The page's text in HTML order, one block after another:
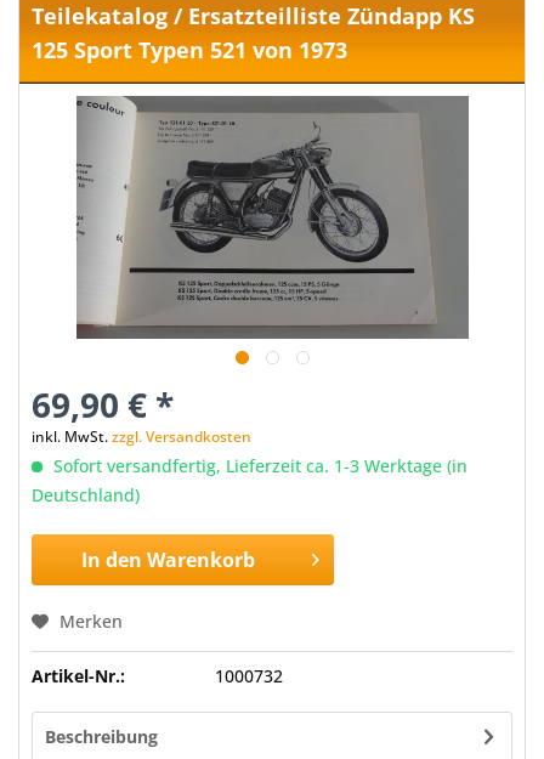
Teilekatalog / Ersatzteilliste Zündapp KS
125 Sport Typen 521 von 1973
69,90 € *
inkl. MwSt.zzgl. Versandkosten
Sofort versandfertig, Lieferzeit ca. 1-3 Werktage (in
Deutschland)
In den Warenkorb
Merken
Artikel-Nr.: 1000732
Beschreibung